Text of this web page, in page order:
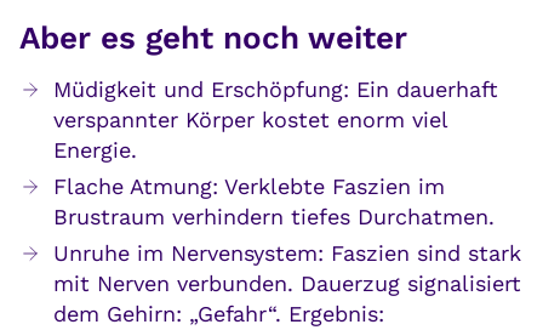
Aber es geht noch weiter
Müdigkeit und Erschöpfung: Ein dauerhaft
verspannter Körper kostet enorm viel
Energie.
Flache Atmung: Verklebte Faszien im
Brustraum verhindern tiefes Durchatmen.
Unruhe im Nervensystem: Faszien sind stark
mit Nerven verbunden. Dauerzug signalisiert
dem Gehirn: „Gefahr“. Ergebnis: